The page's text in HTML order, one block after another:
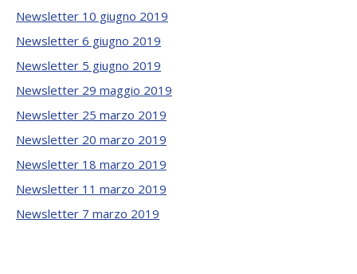
Newsletter 10 giugno 2019
Newsletter 6 giugno 2019
Newsletter 5 giugno 2019
Newsletter 29 maggio 2019
Newsletter 25 marzo 2019
Newsletter 20 marzo 2019
Newsletter 18 marzo 2019
Newsletter 11 marzo 2019
Newsletter 7 marzo 2019